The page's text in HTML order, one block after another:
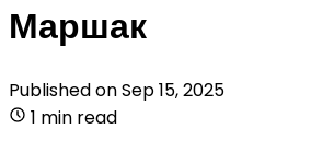
Маршак
Published onSep 15, 2025
1 min read